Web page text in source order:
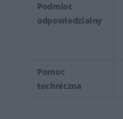
Podmiot
odpowiedzialny
Pomoc
techniczna